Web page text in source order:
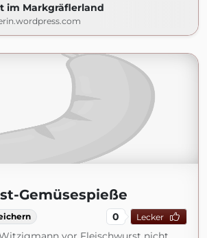
im Markgräflerland
Gemüsespieße
0 Lecker